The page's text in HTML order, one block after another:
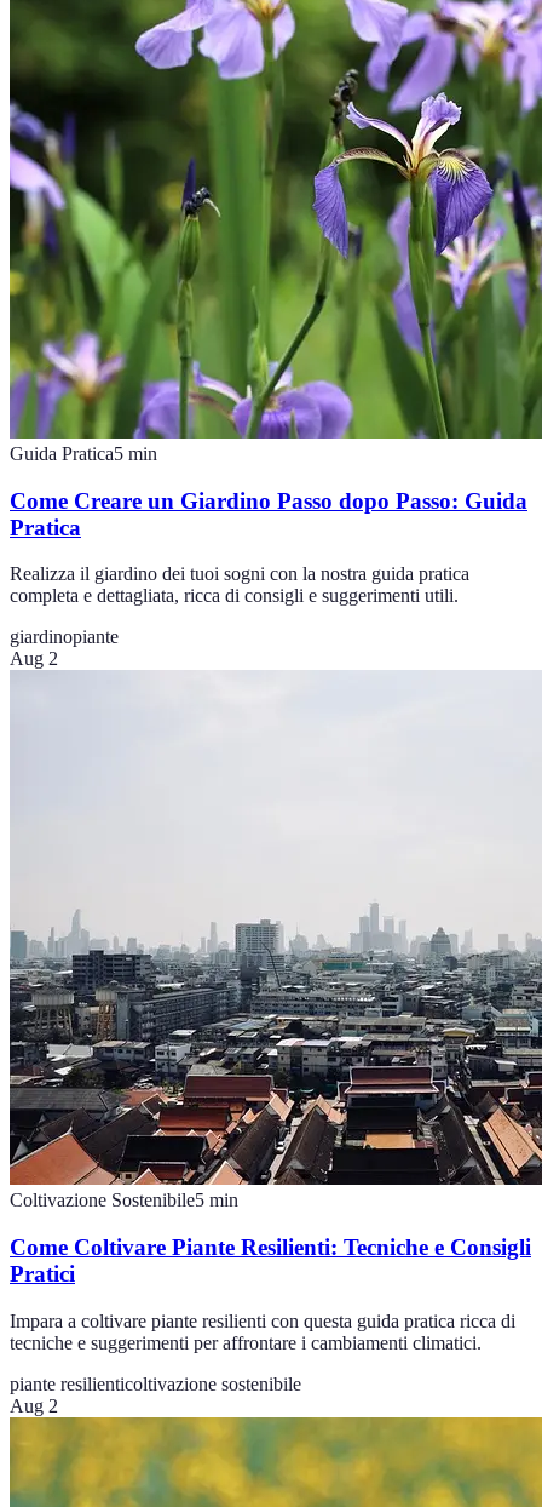
Guida Pratica5 min
Come Creare un Giardino Passo dopo Passo: Guida
Pratica
Realizza il giardino dei tuoi sogni con la nostra guida pratica
completa e dettagliata, ricca di consigli e suggerimenti utili.
giardinopiante
Aug 2
Coltivazione Sostenibile5 min
Come Coltivare Piante Resilienti: Tecniche e Consigli
Pratici
Impara a coltivare piante resilienti con questa guida pratica ricca di
tecniche e suggerimenti per affrontare i cambiamenti climatici.
piante resilienticoltivazione sostenibile
Aug 2